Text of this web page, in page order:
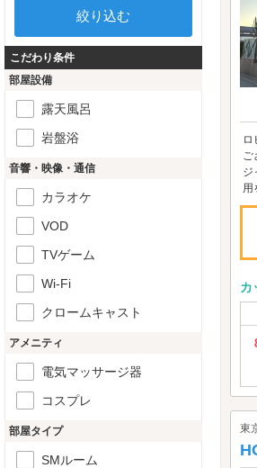
ご
ジ
用
カ
東
こだわり条件
部屋設備
露天風呂
岩盤浴
音響・映像・通信
カラオケ
VOD
TVゲーム
Wi-Fi
クロームキャスト
アメニティ
電気マッサージ器
コスプレ
部屋タイプ
SMルーム